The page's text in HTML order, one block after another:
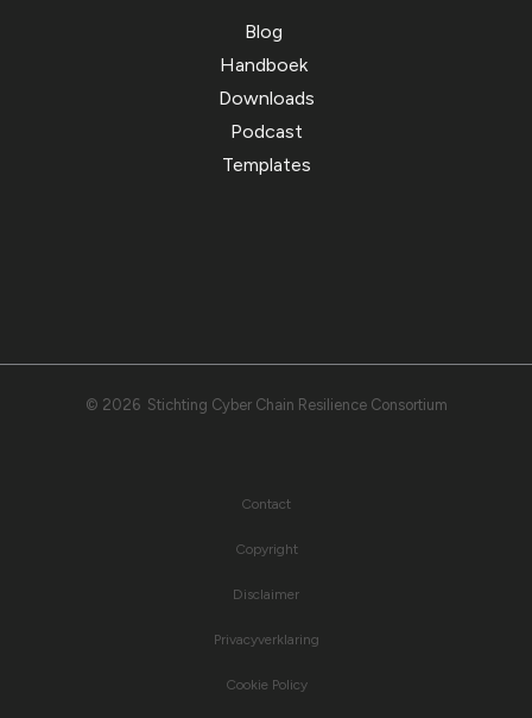
Blog
Handboek
Downloads
Podcast
Templates
© 2026 Stichting Cyber Chain Resilience Consortium
Contact
Copyright
Disclaimer
Privacyverklaring
Cookie Policy